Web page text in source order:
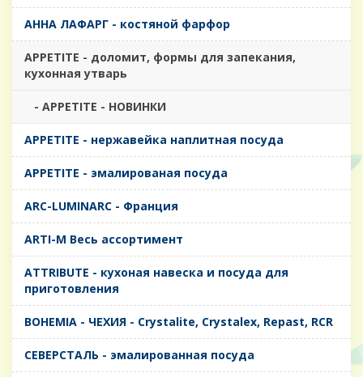
AHHA ЛАФАРГ - костяной фарфор
APPETITE - доломит, формы для запекания,
кухонная утварь
- APPETITE - НОВИНКИ
APPETITE - нержавейка наплитная посуда
APPETITE - эмалированая посуда
ARC-LUMINARC - Франция
ARTI-M Весь ассортимент
ATTRIBUTE - кухоная навеска и посуда для
приготовления
BOHEMIA - ЧЕХИЯ - Crystalite, Crystalex, Repast, RCR
CЕВЕРСТАЛЬ - эмалированная посуда